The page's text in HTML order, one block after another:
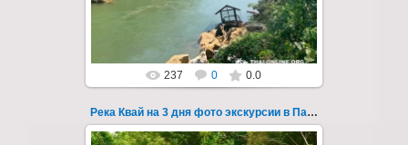
Thai-Online
237 0 0.0
Река Квай на 3 дня фото экскурсии в Паттайе 41